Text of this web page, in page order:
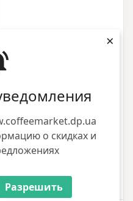
о скидках и
Разрешить
×
Кришка К79 чорна
0.70 грн